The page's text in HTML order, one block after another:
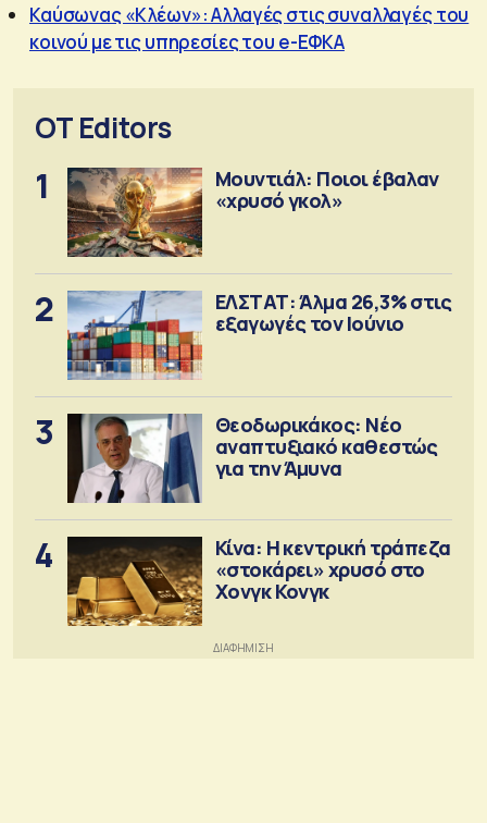
Καύσωνας «Κλέων»: Αλλαγές στις συναλλαγές του
κοινού με τις υπηρεσίες του e-ΕΦΚΑ
OT Editors
1
Μουντιάλ: Ποιοι έβαλαν
«χρυσό γκολ»
2
ΕΛΣΤΑΤ: Άλμα 26,3% στις
εξαγωγές τον Ιούνιο
3
Θεοδωρικάκος: Νέο
αναπτυξιακό καθεστώς
για την Άμυνα
4
Κίνα: Η κεντρική τράπεζα
«στοκάρει» χρυσό στο
Χονγκ Κονγκ